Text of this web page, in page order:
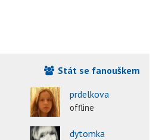
Stát se fanouškem
prdelkova
offline
dytomka